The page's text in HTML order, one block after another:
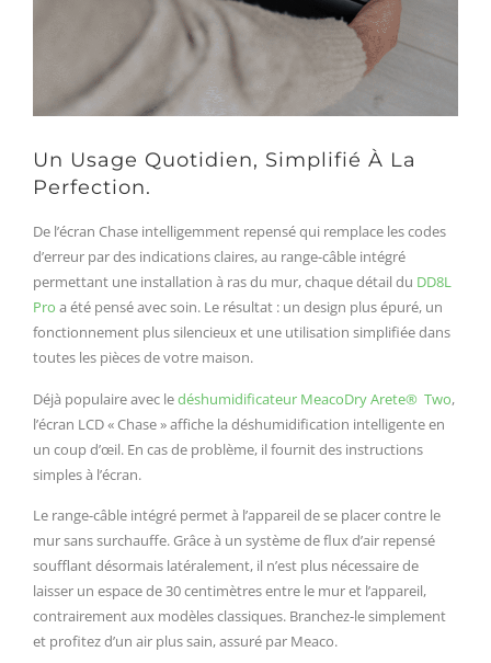
Un Usage Quotidien, Simplifié À La
Perfection.
De l’écran Chase intelligemment repensé qui remplace les codes
d’erreur par des indications claires, au range-câble intégré
permettant une installation à ras du mur, chaque détail du DD8L
Pro a été pensé avec soin. Le résultat : un design plus épuré, un
fonctionnement plus silencieux et une utilisation simplifiée dans
toutes les pièces de votre maison.
Déjà populaire avec ledéshumidificateur MeacoDry Arete® Two,
l’écran LCD « Chase » affiche la déshumidification intelligente en
un coup d’œil. En cas de problème, il fournit des instructions
simples à l’écran.
Le range-câble intégré permet à l’appareil de se placer contre le
mur sans surchauffe. Grâce à un système de flux d’air repensé
soufflant désormais latéralement, il n’est plus nécessaire de
laisser un espace de 30 centimètres entre le mur et l’appareil,
contrairement aux modèles classiques. Branchez-le simplement
et profitez d’un air plus sain, assuré par Meaco.